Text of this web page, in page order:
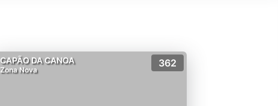
CAPÃO DA CANOA
Zona Nova
362